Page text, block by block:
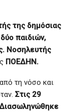
της δημόσιας
παιδιών,
Νοσηλευτής
ΠΟΕΔΗΝ.
τη νόσο και
Στις 29
Διασωληνώθηκε